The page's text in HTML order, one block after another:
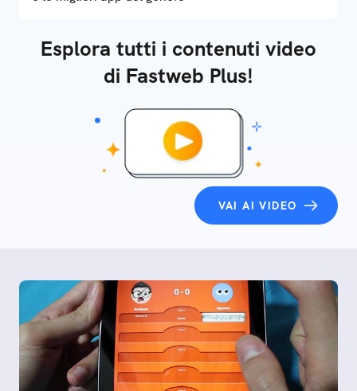
Esplora tutti i contenuti video
di Fastweb Plus!
VAI AI VIDEO